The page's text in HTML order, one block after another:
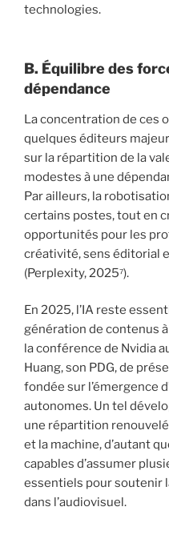
technologies.
B. Équilibre des
dépendance
La concentration de ces
quelques éditeurs
sur la répartition de la
modestes à une
Par ailleurs, la
certains postes, tout en
opportunités pour les
créativité, sens éditorial
(Perplexity, 2025⁷).
En 2025, l’IA reste
génération de contenus
la conférence de Nvidia
Huang, son PDG, de
fondée sur l’émergence
autonomes. Un tel
une répartition
et la machine, d’autant
capables d’assumer
essentiels pour soutenir
dans l’audiovisuel.